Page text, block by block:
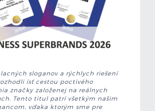
lacných sloganov a rýchlych riešení
ísť cestou poctivého
značky založenej na reálnych
Tento titul patrí všetkým našim
vďaka ktorým sme pre